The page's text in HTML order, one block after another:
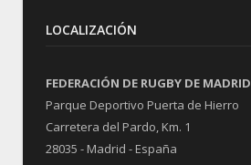
LOCALIZACIÓN
FEDERACIÓN DE RUGBY DE MADRID
Parque Deportivo Puerta de Hierro
Carretera del Pardo, Km. 1
28035 - Madrid - España